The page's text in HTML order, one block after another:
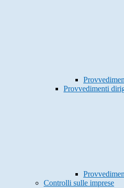
Provvedimenti
Controlli sulle imprese